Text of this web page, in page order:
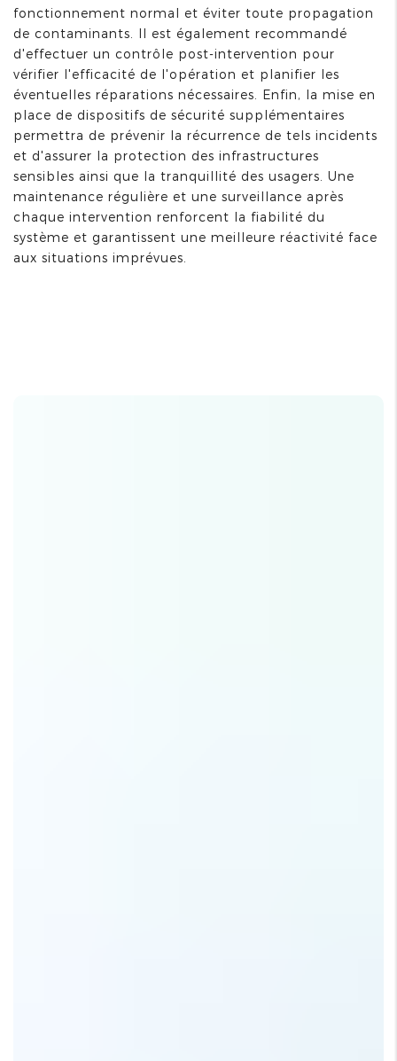
fonctionnement normal et éviter toute propagation
de contaminants. Il est également recommandé
d'effectuer un contrôle post-intervention pour
vérifier l'efficacité de l'opération et planifier les
éventuelles réparations nécessaires. Enfin, la mise en
place de dispositifs de sécurité supplémentaires
permettra de prévenir la récurrence de tels incidents
et d'assurer la protection des infrastructures
sensibles ainsi que la tranquillité des usagers. Une
maintenance régulière et une surveillance après
chaque intervention renforcent la fiabilité du
système et garantissent une meilleure réactivité face
aux situations imprévues.